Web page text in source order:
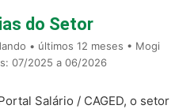
do Setor
• últimos 12 meses • Mogi
07/2025 a 06/2026
Salário / CAGED, o setor